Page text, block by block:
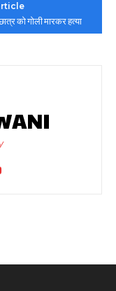
को गोली मारकर हत्या